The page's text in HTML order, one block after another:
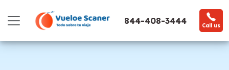
844-408-3444 Call us